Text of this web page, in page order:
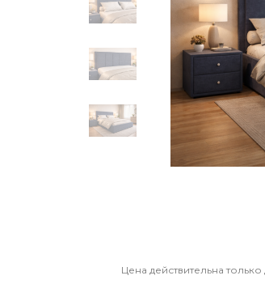
Цена действительна